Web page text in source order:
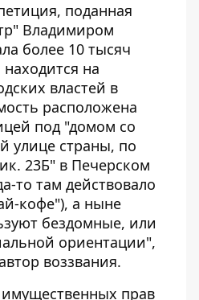
поданная
Владимиром
более 10 тысяч
на
властей в
расположена
под "домом со
улице страны, по
23Б" в Печерском
то там действовало
кофе"), а ныне
бездомные, или
ориентации",
воззвания.
прав